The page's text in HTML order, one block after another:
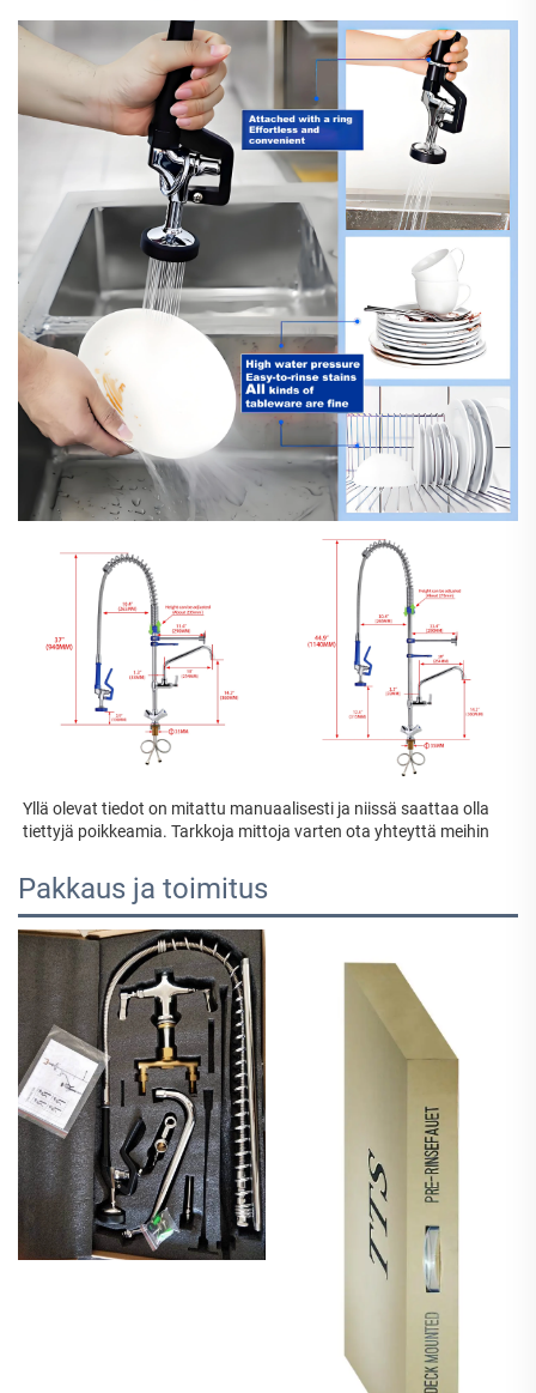
Yllä olevat tiedot on mitattu manuaalisesti ja niissä saattaa olla
tiettyjä poikkeamia. Tarkkoja mittoja varten ota yhteyttä meihin
Pakkaus ja toimitus